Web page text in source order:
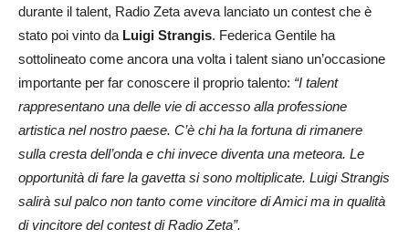
durante il talent, Radio Zeta aveva lanciato un contest che è
stato poi vinto da Luigi Strangis. Federica Gentile ha
sottolineato come ancora una volta i talent siano un’occasione
importante per far conoscere il proprio talento: “I talent
rappresentano una delle vie di accesso alla professione
artistica nel nostro paese. C’è chi ha la fortuna di rimanere
sulla cresta dell’onda e chi invece diventa una meteora. Le
opportunità di fare la gavetta si sono moltiplicate. Luigi Strangis
salirà sul palco non tanto come vincitore di Amici ma in qualità
di vincitore del contest di Radio Zeta”.